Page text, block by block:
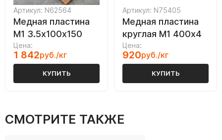
Артикул: N62564
Медная пластина
М1 3.5х100х150
Цена:
1 842руб./кг
КУПИТЬ
Артикул: N75405
Медная пластина
круглая М1 400х4
Цена:
920руб./кг
КУПИТЬ
СМОТРИТЕ ТАКЖЕ